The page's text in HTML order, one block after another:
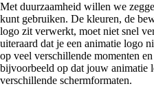
Met duurzaamheid willen we
kunt gebruiken. De kleuren, de
logo zit verwerkt, moet niet snel
uiteraard dat je een animatie logo
op veel verschillende momenten
bijvoorbeeld op dat jouw animatie
verschillende schermformaten.